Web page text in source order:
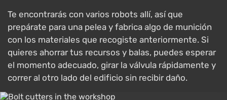
Te encontrarás con varios robots allí, así que
prepárate para una pelea y fabrica algo de munición
con los materiales que recogiste anteriormente. Si
quieres ahorrar tus recursos y balas, puedes esperar
el momento adecuado, girar la válvula rápidamente y
correr al otro lado del edificio sin recibir daño.